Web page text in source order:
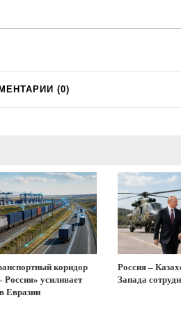
(0)
коридор
Россия» усиливает
Евразии
Россия –
Запада